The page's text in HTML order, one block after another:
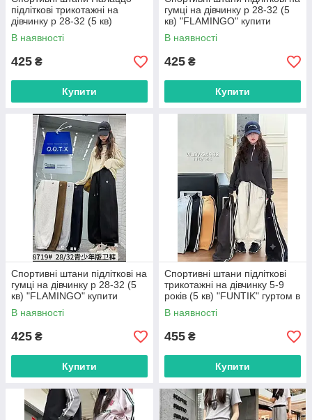
підліткові трикотажні на
дівчинку р 28-32 (5 кв)
"FLAMINGO" купити гуртом в
Одесі на 7 км
В наявності
425 ₴
Купити
гумці на дівчинку р 28-32 (5
кв) "FLAMINGO" купити
гуртом в Одесі на 7 км
В наявності
425 ₴
Купити
Спортивні штани підліткові на
гумці на дівчинку р 28-32 (5
кв) "FLAMINGO" купити
гуртом в Одесі на 7 км
В наявності
425 ₴
Купити
Спортивні штани підліткові
трикотажні на дівчинку 5-9
років (5 кв) "FUNTIK" гуртом в
Одесі на 7 км
В наявності
455 ₴
Купити